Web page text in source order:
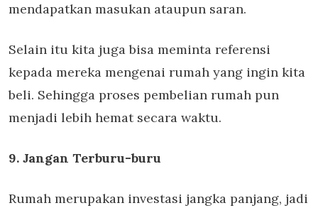
mendapatkan masukan ataupun saran.
Selain itu kita juga bisa meminta referensi
kepada mereka mengenai rumah yang ingin kita
beli. Sehingga proses pembelian rumah pun
menjadi lebih hemat secara waktu.
9. Jangan Terburu-buru
Rumah merupakan investasi jangka panjang, jadi